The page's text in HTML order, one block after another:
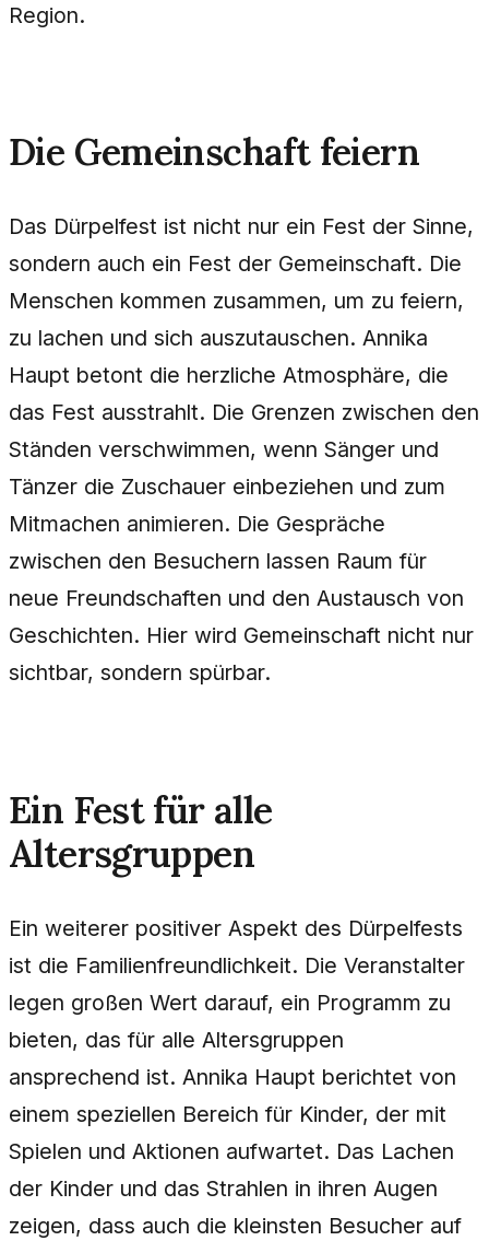
Region.
Die Gemeinschaft feiern
Das Dürpelfest ist nicht nur ein Fest der Sinne,
sondern auch ein Fest der Gemeinschaft. Die
Menschen kommen zusammen, um zu feiern,
zu lachen und sich auszutauschen. Annika
Haupt betont die herzliche Atmosphäre, die
das Fest ausstrahlt. Die Grenzen zwischen den
Ständen verschwimmen, wenn Sänger und
Tänzer die Zuschauer einbeziehen und zum
Mitmachen animieren. Die Gespräche
zwischen den Besuchern lassen Raum für
neue Freundschaften und den Austausch von
Geschichten. Hier wird Gemeinschaft nicht nur
sichtbar, sondern spürbar.
Ein Fest für alle
Altersgruppen
Ein weiterer positiver Aspekt des Dürpelfests
ist die Familienfreundlichkeit. Die Veranstalter
legen großen Wert darauf, ein Programm zu
bieten, das für alle Altersgruppen
ansprechend ist. Annika Haupt berichtet von
einem speziellen Bereich für Kinder, der mit
Spielen und Aktionen aufwartet. Das Lachen
der Kinder und das Strahlen in ihren Augen
zeigen, dass auch die kleinsten Besucher auf